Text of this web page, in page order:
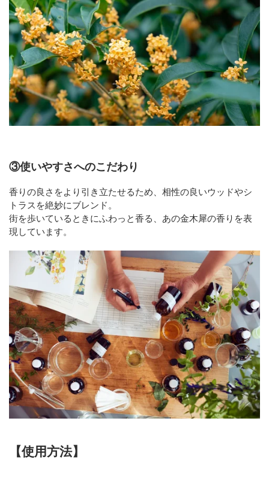
③使いやすさへのこだわり
香りの良さをより引き立たせるため、相性の良いウッドやシ
トラスを絶妙にブレンド。
街を歩いているときにふわっと香る、あの金木犀の香りを表
現しています。
【使用方法】